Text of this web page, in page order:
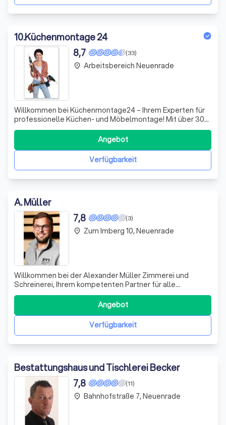
10.Küchenmontage 24
(33)
8,7
Willkommen bei Küchenmontage24 – Ihrem Experten für
professionelle Küchen- und Möbelmontage! Mit über 30
Jahren Erfahrung in der Branche zeichnen wir uns durch
höchste Arbeitsqualität und Kundenzufriedenheit aus.
Unser engagiertes Team aus gelernten Tischlern bringt
nicht nur Fachwissen, sondern auc
Verfügbarkeit
Angebot
place Arbeitsbereich Neuenrade
A. Müller
(3)
7,8
Willkommen bei der Alexander Müller Zimmerei und
Schreinerei, Ihrem kompetenten Partner für alle
Holzprojekte! Wir setzen Ihre Visionen in die Realität um –
sei es im privaten oder gewerblichen Bereich. Mit
jahrelanger Erfahrung und einem tiefen Verständnis für
die Bedürfnisse unserer Kunden arbeite
Verfügbarkeit
Angebot
place Zum Imberg 10, Neuenrade
Bestattungshaus und Tischlerei Becker
(11)
7,8
place Bahnhofstraße 7, Neuenrade